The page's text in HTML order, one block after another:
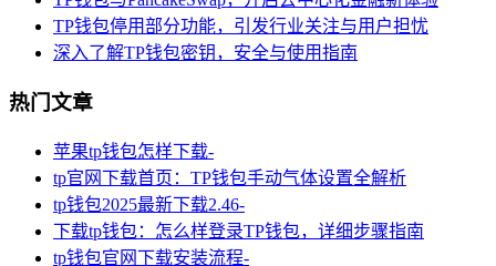
TP钱包停用部分功能，引发行业关注与用户担忧
深入了解TP钱包密钥，安全与使用指南
热门文章
苹果tp钱包怎样下载-
tp官网下载首页：TP钱包手动气体设置全解析
tp钱包2025最新下载2.46-
下载tp钱包：怎么样登录TP钱包，详细步骤指南
tp钱包官网下载安装流程-